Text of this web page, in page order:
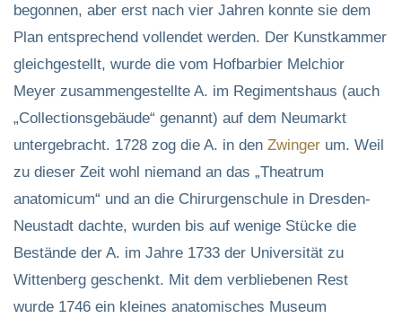
begonnen, aber erst nach vier Jahren konnte sie dem
Plan entsprechend vollendet werden. Der Kunstkammer
gleichgestellt, wurde die vom Hofbarbier Melchior
Meyer zusammengestellte A. im Regimentshaus (auch
„Collectionsgebäude“ genannt) auf dem Neumarkt
untergebracht. 1728 zog die A. in den Zwinger um. Weil
zu dieser Zeit wohl niemand an das „Theatrum
anatomicum“ und an die Chirurgenschule in Dresden-
Neustadt dachte, wurden bis auf wenige Stücke die
Bestände der A. im Jahre 1733 der Universität zu
Wittenberg geschenkt. Mit dem verbliebenen Rest
wurde 1746 ein kleines anatomisches Museum